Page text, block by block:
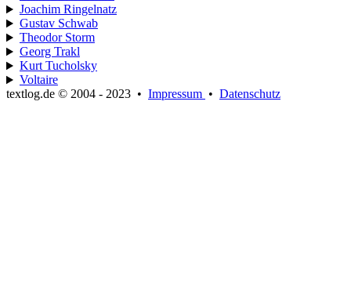
Joachim Ringelnatz
Gustav Schwab
Theodor Storm
Georg Trakl
Kurt Tucholsky
Voltaire
textlog.de © 2004 - 2023 • Impressum • Datenschutz